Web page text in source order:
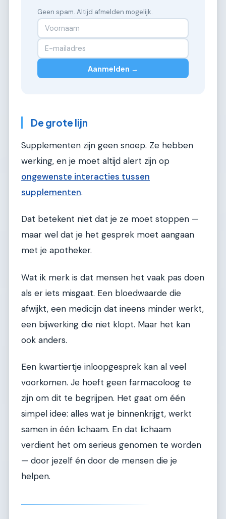
Geen spam. Altijd afmelden mogelijk.
Aanmelden →
De grote lijn
Supplementen zijn geen snoep. Ze hebben
werking, en je moet altijd alert zijn op
ongewenste interacties tussen
supplementen.
Dat betekent niet dat je ze moet stoppen —
maar wel dat je het gesprek moet aangaan
met je apotheker.
Wat ik merk is dat mensen het vaak pas doen
als er iets misgaat. Een bloedwaarde die
afwijkt, een medicijn dat ineens minder werkt,
een bijwerking die niet klopt. Maar het kan
ook anders.
Een kwartiertje inloopgesprek kan al veel
voorkomen. Je hoeft geen farmacoloog te
zijn om dit te begrijpen. Het gaat om één
simpel idee: alles wat je binnenkrijgt, werkt
samen in één lichaam. En dat lichaam
verdient het om serieus genomen te worden
— door jezelf én door de mensen die je
helpen.